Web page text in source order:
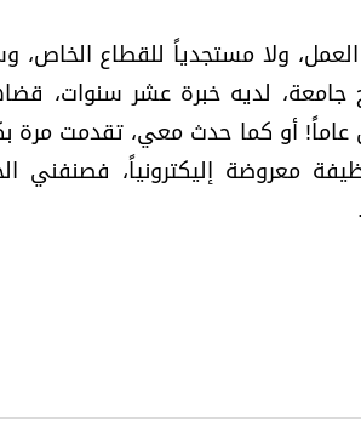
ولا مستجدياً للقطاع الخاص،
لديه خبرة عشر سنوات،
عاماً! أو كما حدث معي، تقدمت مرة
معروضة إليكترونياً، فصنفني